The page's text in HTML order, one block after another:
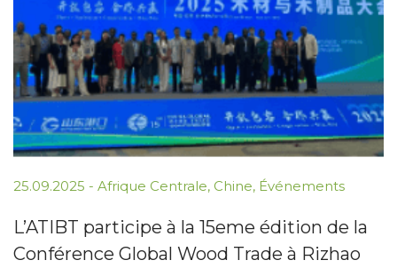
25.09.2025 - Afrique Centrale, Chine, Événements
L’ATIBT participe à la 15eme édition de la
Conférence Global Wood Trade à Rizhao